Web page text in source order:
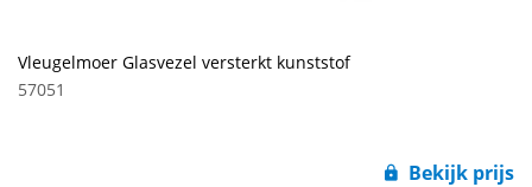
Vleugelmoer Glasvezel versterkt kunststof
57051
Bekijk prijs